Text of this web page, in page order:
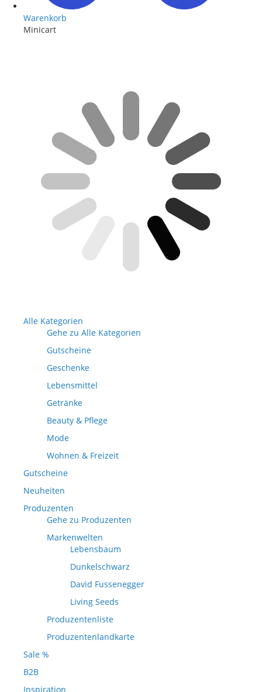
Warenkorb
Minicart
Alle Kategorien
Gehe zu Alle Kategorien
Gutscheine
Geschenke
Lebensmittel
Getränke
Beauty & Pflege
Mode
Wohnen & Freizeit
Gutscheine
Neuheiten
Produzenten
Gehe zu Produzenten
Markenwelten
Lebensbaum
Dunkelschwarz
David Fussenegger
Living Seeds
Produzentenliste
Produzentenlandkarte
Sale %
B2B
Inspiration